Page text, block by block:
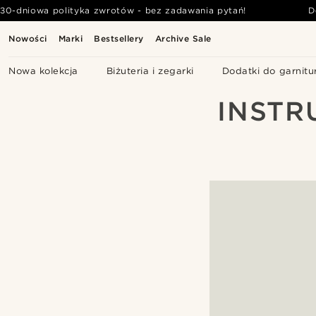
Nowości Marki Bestsellery Archive Sale
Nowa kolekcja Biżuteria i zegarki Dodatki do
30-dniowa polityka zwrotów - bez zadawania pytań!